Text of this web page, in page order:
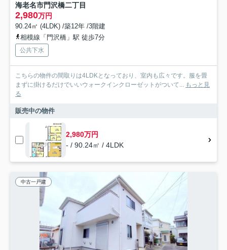
海老名市門沢橋二丁目
2,980万円
90.24㎡ (4LDK) /築12年 /3階建
相模線「門沢橋」駅 徒歩7分
公共下水
こちらの物件の間取りは4LDKとなっており、室内も広々です。服を畳
まずに掛けるだけでいいウォークインクローゼットがついて... もっと見
る
販売中の物件
2,980万円
- / 90.24㎡ / 4LDK
中古一戸建